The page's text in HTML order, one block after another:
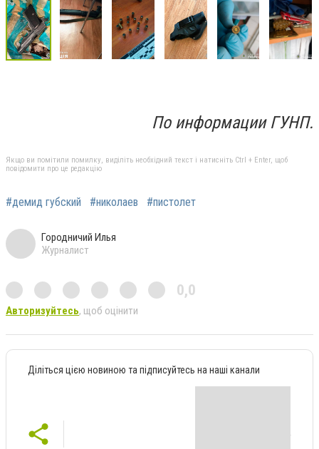
По информации ГУНП.
Якщо ви помітили помилку, виділіть необхідний текст і натисніть Ctrl + Enter, щоб
повідомити про це редакцію
#демид губский #николаев #пистолет
Городничий Илья
Журналист
0,0
Авторизуйтесь, щоб оцінити
Діліться цією новиною та підписуйтесь на наші канали